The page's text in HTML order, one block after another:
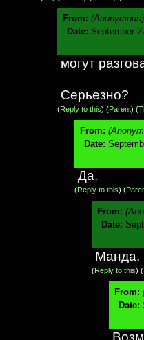
From: (Anonymous)
Date: September
могут
Серьезно?
(Reply to this) (Parent) (
From:
Date:
Да.
(Reply to this) (
From:
Date:
Манда.
(Reply to this) (
From:
Date: